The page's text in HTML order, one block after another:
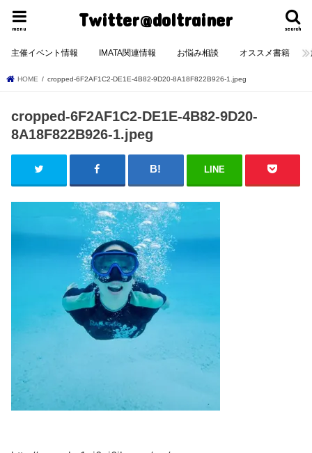
Twitter@doltrainer search
menu
主催イベント情報 IMATA関連情報 お悩み相談 オススメ書籍
HOME cropped-6F2AF1C2-DE1E-4B82-9D20-8A18F822B926-1.jpeg
cropped-6F2AF1C2-DE1E-4B82-9D20-
8A18F822B926-1.jpeg
LINE